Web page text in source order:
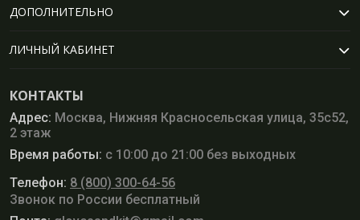
ДОПОЛНИТЕЛЬНО
ЛИЧНЫЙ КАБИНЕТ
КОНТАКТЫ
Адрес: Москва, Нижняя Красносельская улица, 35с52,
2 этаж
Время работы: с 10:00 до 21:00 без выходных
Телефон: 8 (800) 300-64-56
Звонок по России бесплатный